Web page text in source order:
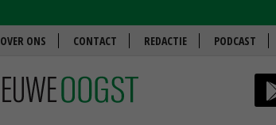
OVER ONS CONTACT REDACTIE PODCAST